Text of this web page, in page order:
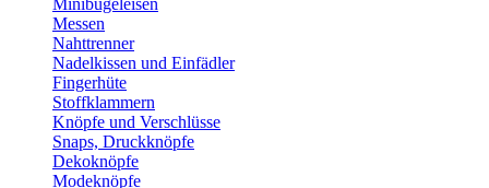
Minibügeleisen
Messen
Nahttrenner
Nadelkissen und Einfädler
Fingerhüte
Stoffklammern
Knöpfe und Verschlüsse
Snaps, Druckknöpfe
Dekoknöpfe
Modeknöpfe